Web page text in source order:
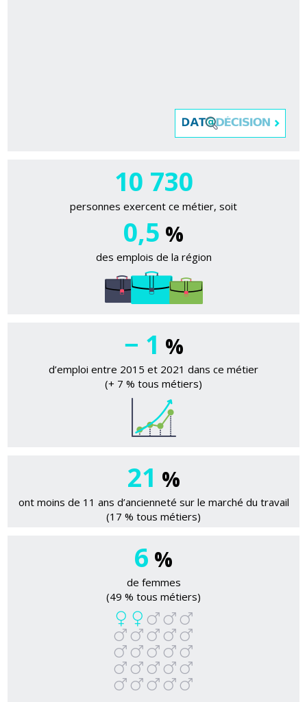
10 730
personnes exercent ce métier, soit
0,5 %
des emplois de la région
− 1 %
d’emploi entre 2015 et 2021 dans ce métier
(+ 7 % tous métiers)
21 %
ont moins de 11 ans d’ancienneté sur le marché du travail
(17 % tous métiers)
6 %
de femmes
(49 % tous métiers)